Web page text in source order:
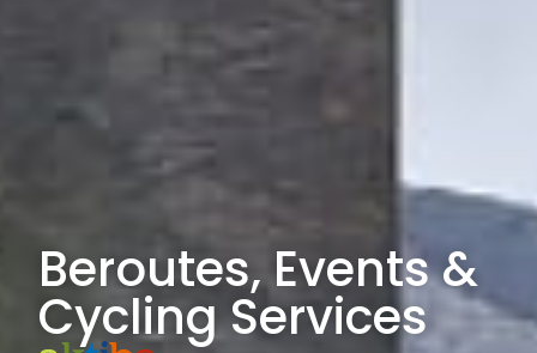
Beroutes, Events &
Cycling Services